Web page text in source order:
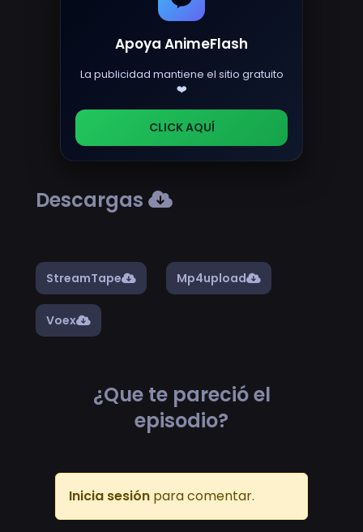
Apoya AnimeFlash
La publicidad mantiene el sitio gratuito
❤️
CLICK AQUÍ
Descargas
StreamTape Mp4upload
Voex
¿Que te pareció el
episodio?
Inicia sesión para comentar.